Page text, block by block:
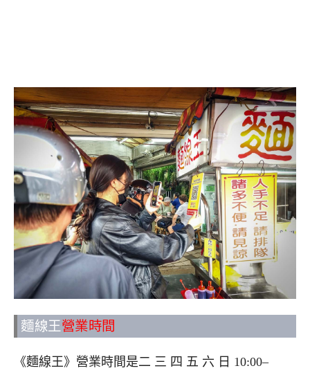
麵線王營業時間
《麵線王》營業時間是二 三 四 五 六 日 10:00–